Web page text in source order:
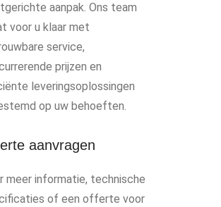
aanpak. Ons team
voor u klaar met
service,
prijzen en
leveringsoplossingen
op uw behoeften.
aanvragen
meer informatie, technische
of een offerte voor